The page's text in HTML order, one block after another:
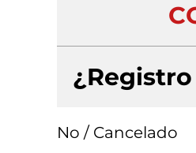
¿Registro
No / Cancelado